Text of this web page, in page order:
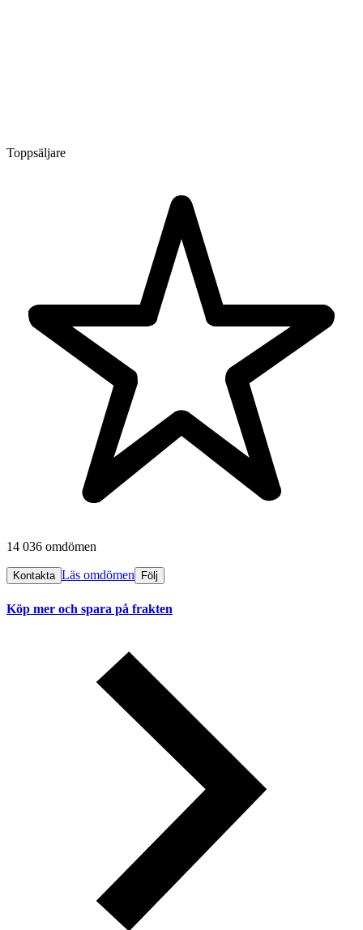
Toppsäljare
14 036 omdömen
Kontakta Läs omdömen Följ
Köp mer och spara på frakten